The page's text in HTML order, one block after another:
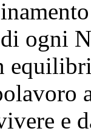
ogni
e